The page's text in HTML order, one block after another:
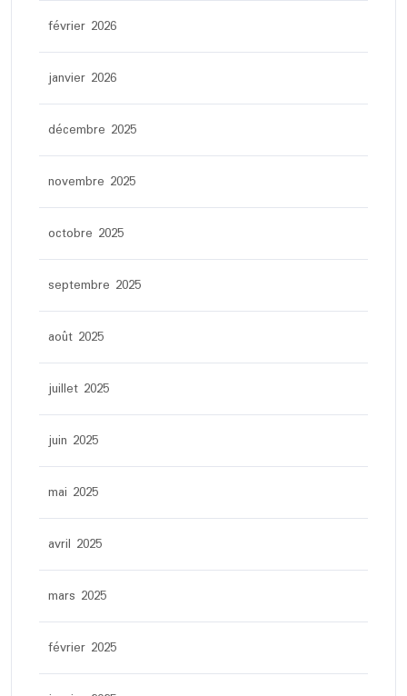
février 2026
janvier 2026
décembre 2025
novembre 2025
octobre 2025
septembre 2025
août 2025
juillet 2025
juin 2025
mai 2025
avril 2025
mars 2025
février 2025